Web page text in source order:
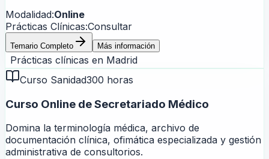
Modalidad:Online
Prácticas Clínicas:Consultar
Temario Completo Más información
Prácticas clínicas en Madrid
Curso Sanidad300 horas
Curso Online de Secretariado Médico
Domina la terminología médica, archivo de
documentación clínica, ofimática especializada y gestión
administrativa de consultorios.